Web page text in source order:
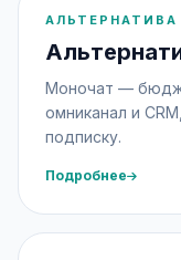
АЛЬТЕРНАТИВА
Моночат —
омниканал и
подписку.
Подробнее